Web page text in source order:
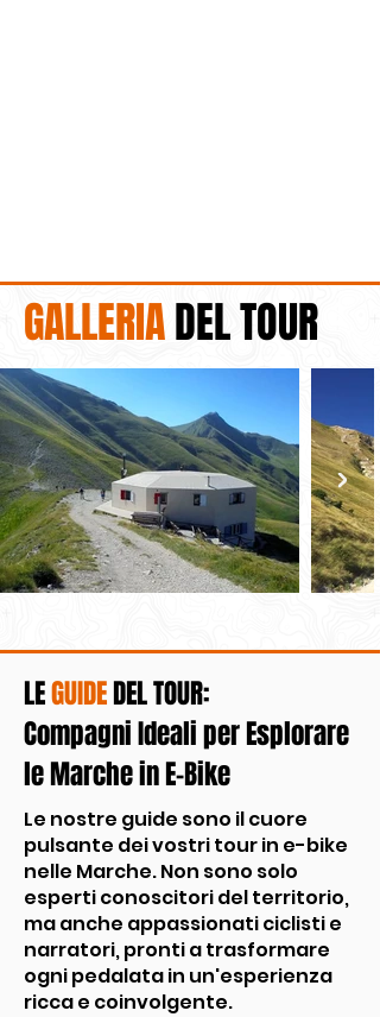
GALLERIADEL TOUR
LEGUIDEDEL TOUR:
Compagni Ideali per Esplorare
le Marche in E-Bike
Le nostre guide sono il cuore
pulsante dei vostri tour in e-bike
nelle Marche. Non sono solo
esperti conoscitori del territorio,
ma anche appassionati ciclisti e
narratori, pronti a trasformare
ogni pedalata in un'esperienza
ricca e coinvolgente.